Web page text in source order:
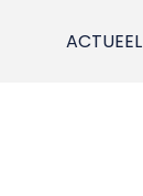
ACTUEEL